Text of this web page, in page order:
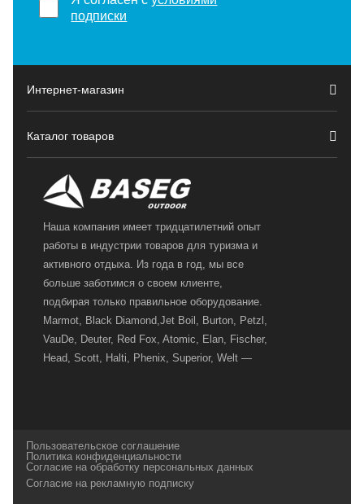
подписки
Интернет-магазин
Каталог товаров
Наша компания имеет тридцатилетний опыт
работы в индустрии товаров для туризма и
активного отдыха. Из года в год, мы все
больше заботимся о своем клиенте,
подбирая только правильное оборудование.
Marmot, Black Diamond,Jet Boil, Burton, Petzl,
VauDe, Deuter, Red Fox, Atomic, Elan, Fischer,
Head, Scott, Halti, Phenix, Superior, Welt —
и взыскательных путешественников,
спортсменов и отдыхающих.
Пользовательское соглашение
Политика конфиденциальности
Согласие на обработку персональных данных
Согласие на рекламную подписку